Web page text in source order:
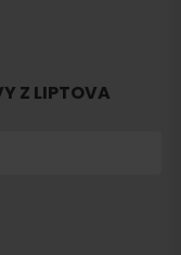
Z LIPTOVA